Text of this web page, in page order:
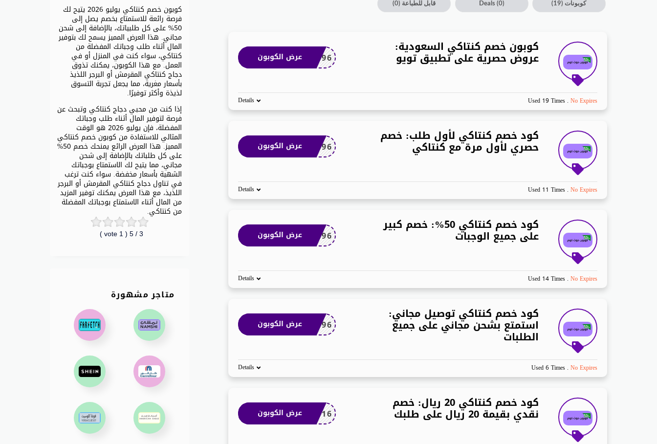
كوبونات (19)
Deals (0) قابل للطباعة (0)
كوبون خصم كنتاكي السعودية:
عروض حصرية على تطبيق تويو T96 عرض الكوبون
Used 19 Times . No Expires
Details
كود خصم كنتاكي لأول طلب: خصم
حصري لأول مرة مع كنتاكي T96 عرض الكوبون
Used 11 Times . No Expires
Details
كود خصم كنتاكي 50%: خصم كبير
على جميع الوجبات T96 عرض الكوبون
Used 14 Times . No Expires
Details
كود خصم كنتاكي توصيل مجاني:
استمتع بشحن مجاني على جميع
الطلبات
T96 عرض الكوبون
Used 6 Times . No Expires
Details
كود خصم كنتاكي 20 ريال: خصم
نقدي بقيمة 20 ريال على طلبك BS16 عرض الكوبون
3
/ 5 (
1
vote )
كوبون خصم كنتاكي يوليو 2026 يتيح لك
فرصة رائعة للاستمتاع بخصم يصل إلى
50% على كل طلبياتك، بالإضافة إلى شحن
مجاني. هذا العرض المميز يسمح لك بتوفير
المال أثناء طلب وجباتك المفضلة من
كنتاكي، سواء كنت في المنزل أو في
العمل. مع هذا الكوبون، يمكنك تذوق
دجاج كنتاكي المقرمش أو البرجر اللذيذ
بأسعار مغرية، مما يجعل تجربة التسوق
لذيذة وأكثر توفيرًا.
إذا كنت من محبي دجاج كنتاكي وتبحث عن
فرصة لتوفير المال أثناء طلب وجباتك
المفضلة، فإن يوليو 2026 هو الوقت
المثالي للاستفادة من كوبون خصم كنتاكي
المميز. هذا العرض الرائع يمنحك خصم 50%
على كل طلباتك بالإضافة إلى شحن
مجاني، مما يتيح لك الاستمتاع بوجباتك
الشهية بأسعار مخفضة. سواء كنت ترغب
في تناول دجاج كنتاكي المقرمش أو البرجر
اللذيذ، مع هذا العرض يمكنك توفير المزيد
من المال أثناء الاستمتاع بوجباتك المفضلة
من كنتاكي.
متاجر مشهورة